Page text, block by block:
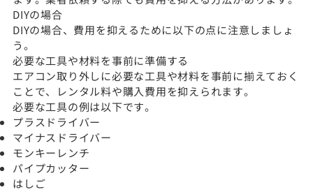
DIYの場合
DIYの場合、費用を抑えるために以下の点に注意しましょ
う。
必要な工具や材料を事前に準備する
エアコン取り外しに必要な工具や材料を事前に揃えておく
ことで、レンタル料や購入費用を抑えられます。
必要な工具の例は以下です。
プラスドライバー
マイナスドライバー
モンキーレンチ
パイプカッター
はしご